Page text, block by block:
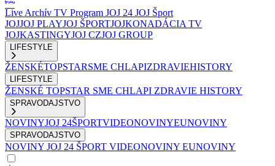
Live Archív TV Program JOJ 24 JOJ Šport
JOJJOJ PLAYJOJ ŠPORTJOJKONADÁCIA TV
JOJKASTINGYJOJ CZJOJ GROUP
LIFESTYLE
ŽENSKÉTOPSTARSME CHLAPIZDRAVIEHISTORY
LIFESTYLE
ŽENSKÉ TOPSTAR SME CHLAPI ZDRAVIE HISTORY
SPRAVODAJSTVO
NOVINYJOJ 24ŠPORTVIDEONOVINYEUNOVINY
SPRAVODAJSTVO
NOVINY JOJ 24 ŠPORT VIDEONOVINY EUNOVINY